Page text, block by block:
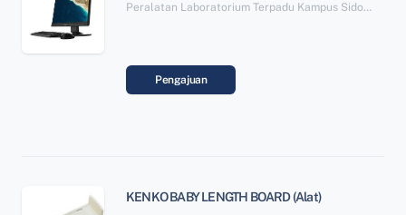
Peralatan Laboratorium Terpadu Kampus Sidotopo SBSN Paket 6
Pengajuan
KENKO BABY LENGTH BOARD (Alat)